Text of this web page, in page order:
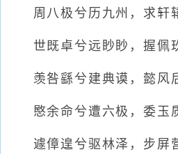
周八极兮历九州，求轩辕
世既卓兮远眇眇，握佩玖
羡咎繇兮建典谟，懿风后
愍余命兮遭六极，委玉质
遽傽遑兮驱林泽，步屏营